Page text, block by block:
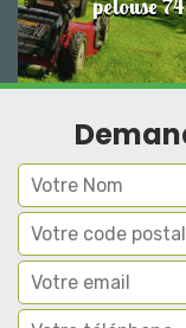
pelouse 74